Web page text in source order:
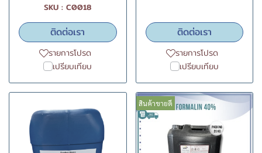
SKU : C0018
ติดต่อเรา
รายการโปรด
เปรียบเทียบ
ติดต่อเรา
รายการโปรด
เปรียบเทียบ
สินค้าขายดี